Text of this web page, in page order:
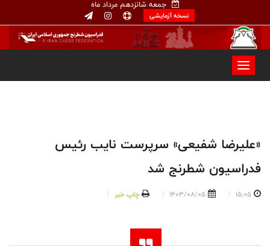
جمعه شانزدهم مرداد ماه
نسخه آزمایشی
«علیرضا شفیعی» سرپرست نایب رئیس
فدراسیون شطرنج شد
15:05
1403/08/05 چاپ خبر